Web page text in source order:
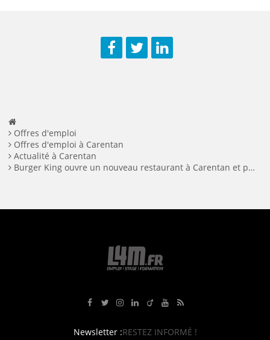
Offres d'emploi
Offres d'emploi à Carentan
Actualité à Carentan
Burger King ouvre un nouveau restaurant à Carentan et prévoit des recrutements
Newsletter :RESTEZ INFORMÉ !